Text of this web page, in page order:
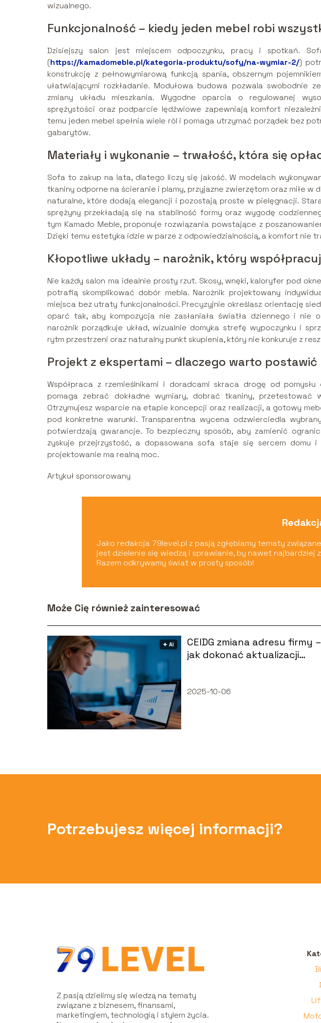
wizualnego.
Funkcjonalność – kiedy jeden mebel robi
Dzisiejszy salon jest miejscem odpoczynku, pracy i spotkań.
(https://kamadomeble.pl/kategoria-produktu/sofy/na-wymiar-2/)
konstrukcję z pełnowymiarową funkcją spania, obszernym
ułatwiającymi rozkładanie. Modułowa budowa pozwala swobodnie
zmiany układu mieszkania. Wygodne oparcia o regulowanej
sprężystości oraz podparcie lędźwiowe zapewniają komfort
temu jeden mebel spełnia wiele ról i pomaga utrzymać porządek bez
gabarytów.
Materiały i wykonanie – trwałość, która się
Sofa to zakup na lata, dlatego liczy się jakość. W modelach
tkaniny odporne na ścieranie i plamy, przyjazne zwierzętom oraz miłe w
naturalne, które dodają elegancji i pozostają proste w pielęgnacji.
sprężyny przekładają się na stabilność formy oraz wygodę
tym Kamado Meble, proponuje rozwiązania powstające z
Dzięki temu estetyka idzie w parze z odpowiedzialnością, a komfort nie
Kłopotliwe układy – narożnik, który
Nie każdy salon ma idealnie prosty rzut. Skosy, wnęki, kaloryfer pod
potrafią skomplikować dobór mebla. Narożnik projektowany
miejsca bez utraty funkcjonalności. Precyzyjnie określasz orientację
oparć tak, aby kompozycja nie zasłaniała światła dziennego i nie
narożnik porządkuje układ, wizualnie domyka strefę wypoczynku i
rytm przestrzeni oraz naturalny punkt skupienia, który nie konkuruje z
Projekt z ekspertami – dlaczego warto postawić
Współpraca z rzemieślnikami i doradcami skraca drogę od
pomaga zebrać dokładne wymiary, dobrać tkaniny,
Otrzymujesz wsparcie na etapie koncepcji oraz realizacji, a gotowy
pod konkretne warunki. Transparentna wycena odzwierciedla
potwierdzają gwarancje. To bezpieczny sposób, aby zamienić
zyskuje przejrzystość, a dopasowana sofa staje się sercem domu i
projektowanie ma realną moc.
Artykuł sponsorowany
Jako redakcja 79level.pl z pasją zgłębiamy tematy
jest dzielenie się wiedzą i sprawianie, by nawet najbardziej
Razem odkrywamy świat w prosty sposób!
Może Cię również zainteresować
🟅 AI
CEIDG zmiana adresu firmy –
jak dokonać aktualizacji
2025-10-06
Potrzebujesz więcej informacji?
Z pasją dzielimy się wiedzą na tematy
związane z biznesem, finansami,
marketingiem, technologią i stylem życia.